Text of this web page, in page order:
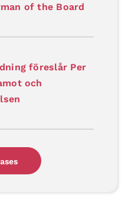
of the Board
föreslår Per
och